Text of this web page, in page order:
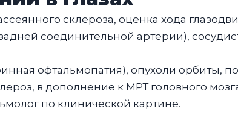
склероза, оценка хода
соединительной артерии),
офтальмопатия), опухоли орбиты,
в дополнение к МРТ головного
по клинической картине.